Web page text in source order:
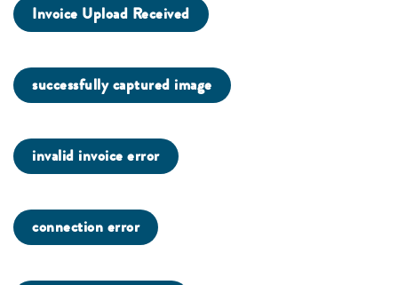
Invoice Upload Received
successfully captured image
invalid invoice error
connection error